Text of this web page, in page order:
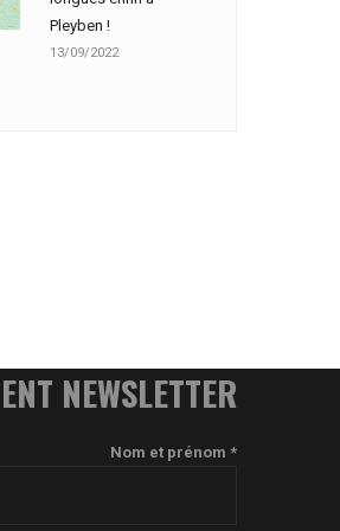
Pleyben !
13/09/2022
NEWSLETTER
Nom et prénom *